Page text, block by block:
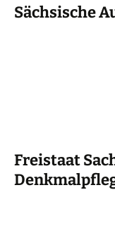
Sächsische
Freistaat